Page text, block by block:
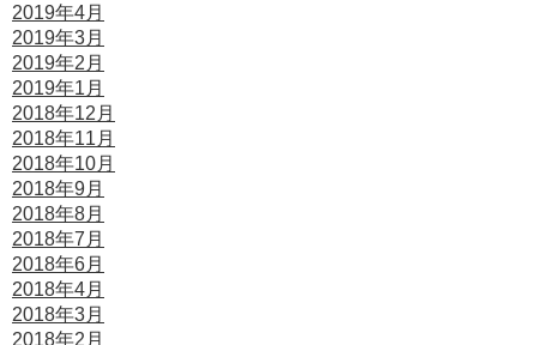
2019年4月
2019年3月
2019年2月
2019年1月
2018年12月
2018年11月
2018年10月
2018年9月
2018年8月
2018年7月
2018年6月
2018年4月
2018年3月
2018年2月